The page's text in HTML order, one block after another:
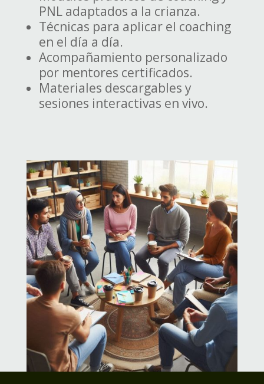
PNL adaptados a la crianza.
Técnicas para aplicar el coaching
en el día a día.
Acompañamiento personalizado
por mentores certificados.
Materiales descargables y
sesiones interactivas en vivo.